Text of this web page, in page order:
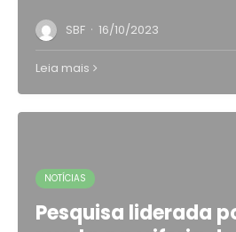
SBF · 16/10/2023
Leia mais
NOTÍCIAS
Pesquisa liderada